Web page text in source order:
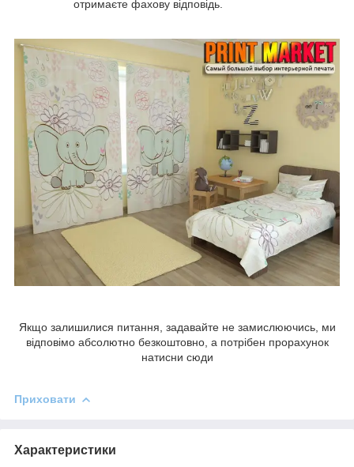
отримаєте фахову відповідь.
Якщо залишилися питання, задавайте не замислюючись, ми
відповімо абсолютно безкоштовно, а потрібен прорахунок
натисни сюди
Приховати
Характеристики